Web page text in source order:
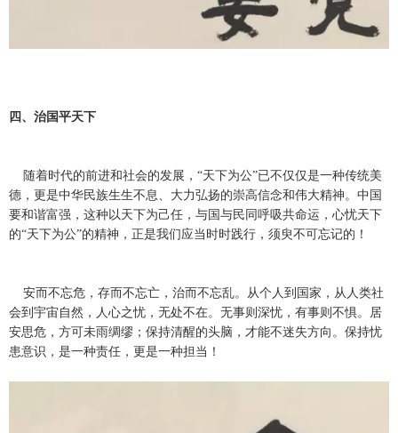
四、治国平天下
随着时代的前进和社会的发展，“天下为公”已不仅仅是一种传统美
德，更是中华民族生生不息、大力弘扬的崇高信念和伟大精神。中国
要和谐富强，这种以天下为己任，与国与民同呼吸共命运，心忧天下
的“天下为公”的精神，正是我们应当时时践行，须臾不可忘记的！
安而不忘危，存而不忘亡，治而不忘乱。从个人到国家，从人类社
会到宇宙自然，人心之忧，无处不在。无事则深忧，有事则不惧。居
安思危，方可未雨绸缪；保持清醒的头脑，才能不迷失方向。保持忧
患意识，是一种责任，更是一种担当！